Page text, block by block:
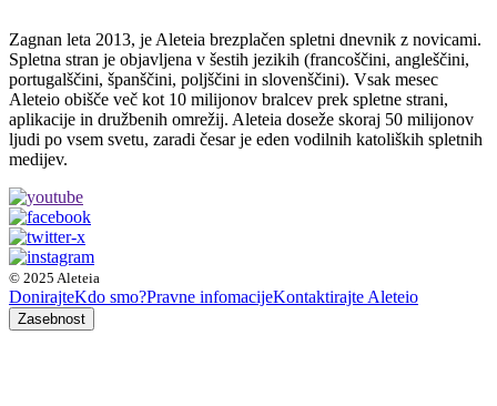
Zagnan leta 2013, je Aleteia brezplačen spletni dnevnik z novicami.
Spletna stran je objavljena v šestih jezikih (francoščini, angleščini,
portugalščini, španščini, poljščini in slovenščini). Vsak mesec
Aleteio obišče več kot 10 milijonov bralcev prek spletne strani,
aplikacije in družbenih omrežij. Aleteia doseže skoraj 50 milijonov
ljudi po vsem svetu, zaradi česar je eden vodilnih katoliških spletnih
medijev.
© 2025 Aleteia
DonirajteKdo smo?Pravne infomacijeKontaktirajte Aleteio
Zasebnost